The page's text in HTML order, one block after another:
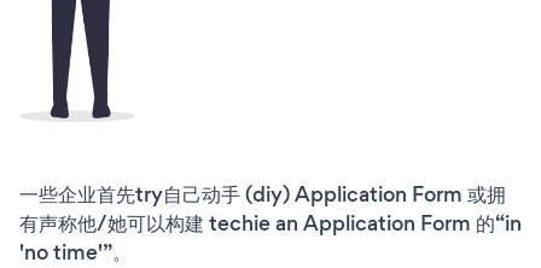
一些企业首先try自己动手 (diy) Application Form 或拥
有声称他/她可以构建 techie an Application Form 的“in
'no time'”。